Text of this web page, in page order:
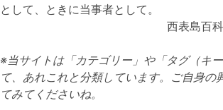
として、ときに当事者として。
西表島百
※当サイトは「カテゴリー」や「タグ（キ
て、あれこれと分類しています。ご自身の
てみてくださいね。